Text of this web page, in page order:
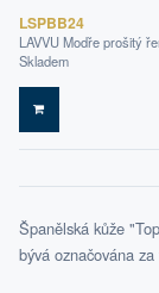
LSPBB24
LAVVU Modře prošitý
Skladem
DO KOŠÍKU
Španělská kůže
bývá označována